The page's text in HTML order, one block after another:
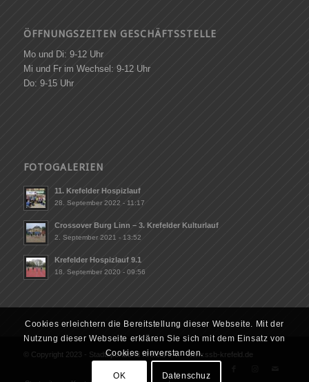
ÖFFNUNGSZEITEN GESCHÄFTSSTELLE
Mo und Di: 9-12 Uhr
Mi und Fr im Wechsel: 9-12 Uhr
Do: 9-15 Uhr
FOTOGALERIEN
11. Krefelder Hospizlauf
28. September 2022 - 11:17
Crossover Burg Linn – 3. Krefelder Kulturlauf
2. September 2021 - 13:52
Krefelder Hospizlauf 9.1
18. September 2020 - 09:56
© Copyright 2023 - Stadtsportbund Krefeld e.V. - www.ssb-krefeld.de
Cookies erleichtern die Bereitstellung dieser Webseite. Mit der
Nutzung dieser Webseite erklären Sie sich mit dem Einsatz von
Cookies einverstanden.
OK Datenschuz